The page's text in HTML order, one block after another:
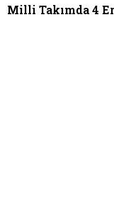
Milli Takımda 4